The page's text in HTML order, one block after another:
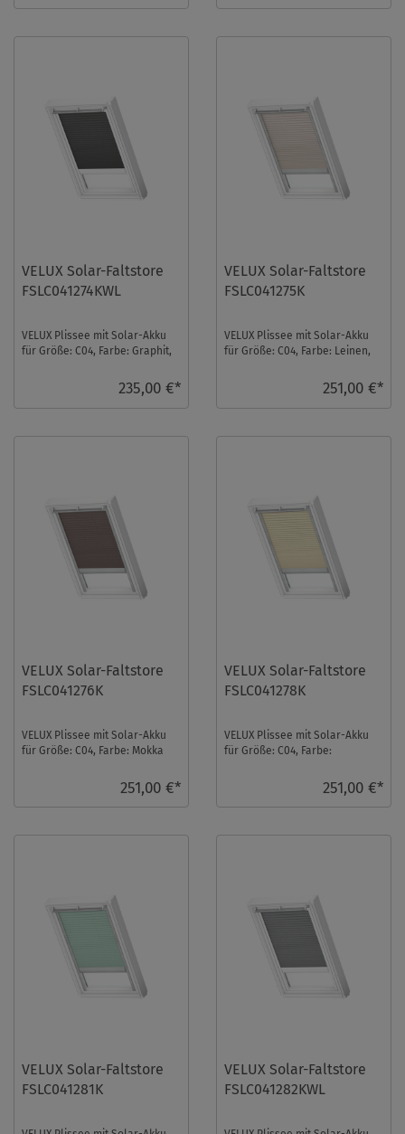
VELUX Solar-Faltstore
FSLC041274KWL
VELUX Plissee mit Solar-Akku
für Größe: C04, Farbe: Graphit,
235,00 €*
VELUX Solar-Faltstore
FSLC041275K
VELUX Plissee mit Solar-Akku
für Größe: C04, Farbe: Leinen,
251,00 €*
VELUX Solar-Faltstore
FSLC041276K
VELUX Plissee mit Solar-Akku
für Größe: C04, Farbe: Mokka
251,00 €*
VELUX Solar-Faltstore
FSLC041278K
VELUX Plissee mit Solar-Akku
für Größe: C04, Farbe:
blickdicht, io-homec ...251,00 €*
VELUX Solar-Faltstore
FSLC041281K
VELUX Solar-Faltstore
FSLC041282KWL